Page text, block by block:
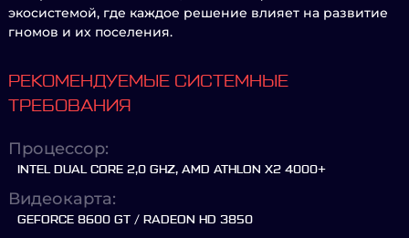
экосистемой, где каждое решение влияет на развитие
гномов и их поселения.
РЕКОМЕНДУЕМЫЕ СИСТЕМНЫЕ
ТРЕБОВАНИЯ
Процессор:
INTEL DUAL CORE 2,0 GHZ, AMD ATHLON X2 4000+
Видеокарта:
GEFORCE 8600 GT / RADEON HD 3850